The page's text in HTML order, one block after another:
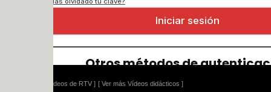
[ Ver más Vídeos didácticos ]